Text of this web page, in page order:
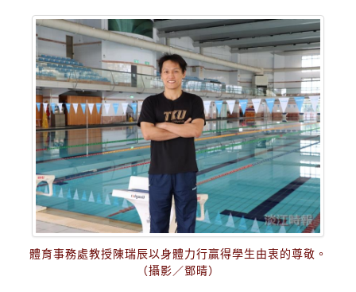
體育事務處教授陳瑞辰以身體力行贏得學生由衷的尊敬。
（攝影／鄧晴）